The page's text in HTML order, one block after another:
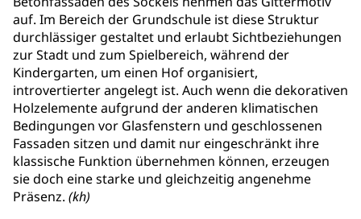
auf. Im Bereich der Grundschule ist diese Struktur
durchlässiger gestaltet und erlaubt Sichtbeziehungen
zur Stadt und zum Spielbereich, während der
Kindergarten, um einen Hof organisiert,
introvertierter angelegt ist. Auch wenn die dekorativen
Holzelemente aufgrund der anderen klimatischen
Bedingungen vor Glasfenstern und geschlossenen
Fassaden sitzen und damit nur eingeschränkt ihre
klassische Funktion übernehmen können, erzeugen
sie doch eine starke und gleichzeitig angenehme
Präsenz. (kh)